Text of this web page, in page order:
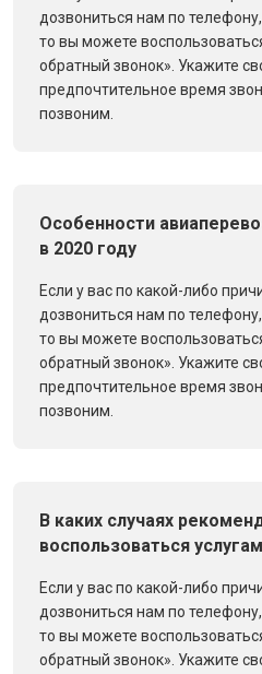
дозвониться нам по
то вы можете
обратный звонок». Укажите
предпочтительное время
позвоним.
Особенности
в 2020 году
Если у вас по какой-либо
дозвониться нам по
то вы можете
обратный звонок». Укажите
предпочтительное время
позвоним.
В каких случаях
воспользоваться
Если у вас по какой-либо
дозвониться нам по
то вы можете
обратный звонок». Укажите